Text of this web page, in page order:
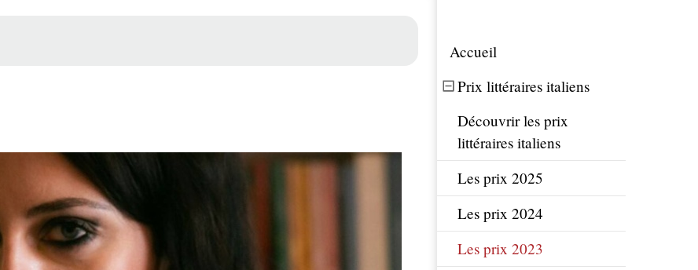
Accueil
Prix littéraires italiens
Découvrir les prix
littéraires italiens
Les prix 2025
Les prix 2024
Les prix 2023